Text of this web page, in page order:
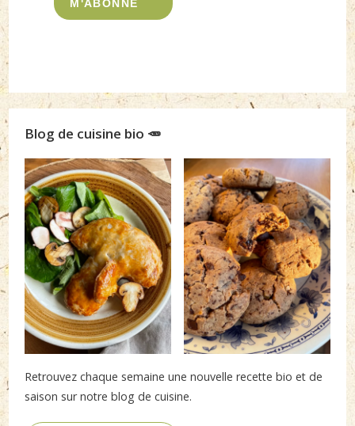
M'ABONNE
Blog de cuisine bio 🥕
Retrouvez chaque semaine une nouvelle recette bio et de
saison sur notre blog de cuisine.